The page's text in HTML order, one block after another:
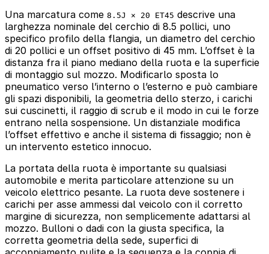
Una marcatura come 8.5J × 20 ET45 descrive una
larghezza nominale del cerchio di 8.5 pollici, uno
specifico profilo della flangia, un diametro del cerchio
di 20 pollici e un offset positivo di 45 mm. L’offset è la
distanza fra il piano mediano della ruota e la superficie
di montaggio sul mozzo. Modificarlo sposta lo
pneumatico verso l’interno o l’esterno e può cambiare
gli spazi disponibili, la geometria dello sterzo, i carichi
sui cuscinetti, il raggio di scrub e il modo in cui le forze
entrano nella sospensione. Un distanziale modifica
l’offset effettivo e anche il sistema di fissaggio; non è
un intervento estetico innocuo.
La portata della ruota è importante su qualsiasi
automobile e merita particolare attenzione su un
veicolo elettrico pesante. La ruota deve sostenere i
carichi per asse ammessi dal veicolo con il corretto
margine di sicurezza, non semplicemente adattarsi al
mozzo. Bulloni o dadi con la giusta specifica, la
corretta geometria della sede, superfici di